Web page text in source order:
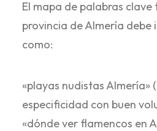
El mapa de palabras
provincia de Almería debe
como:
«playas nudistas Almería»
especificidad con buen
«dónde ver flamencos en